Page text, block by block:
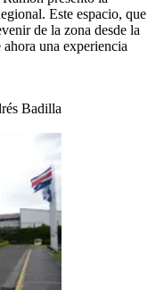
Este espacio, que
de la zona desde la
una experiencia
Badilla